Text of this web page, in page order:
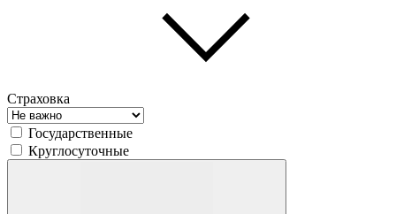
Страховка
Государственные
Круглосуточные